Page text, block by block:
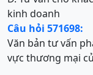
kinh doanh
Câu hỏi 571698:
Văn bản tư vấn
vực thương mại